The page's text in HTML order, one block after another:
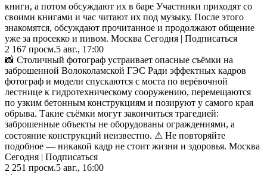
книги, а потом обсуждают их в баре Участники приходят со
своими книгами и час читают их под музыку. После этого
знакомятся, обсуждают прочитанное и продолжают общение
уже за просекко и пивом. Москва Сегодня | Подписаться
2 167 просм.5 авг., 17:00
📸 Столичный фотограф устраивает опасные съёмки на
заброшенной Волоколамской ГЭС Ради эффектных кадров
фотограф и модели спускаются с моста по верёвочной
лестнице к гидротехническому сооружению, перемещаются
по узким бетонным конструкциям и позируют у самого края
обрыва. Такие съёмки могут закончиться трагедией:
заброшенные объекты не оборудованы ограждениями, а
состояние конструкций неизвестно. ⚠ Не повторяйте
подобное — никакой кадр не стоит жизни и здоровья. Москва
Сегодня | Подписаться
2 251 просм.5 авг., 16:00